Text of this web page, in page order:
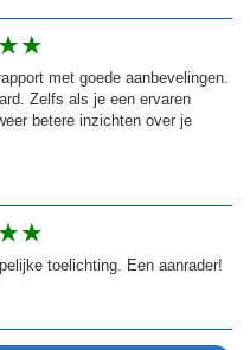
met goede aanbevelingen.
Zelfs als je een ervaren
betere inzichten over je
toelichting. Een aanrader!